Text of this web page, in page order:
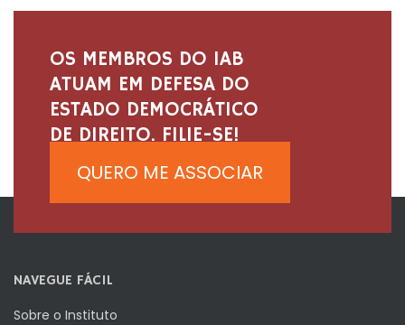
OS MEMBROS DO IAB
ATUAM EM DEFESA DO
ESTADO DEMOCRÁTICO
DE DIREITO. FILIE-SE!
QUERO ME ASSOCIAR
NAVEGUE FÁCIL
Sobre o Instituto